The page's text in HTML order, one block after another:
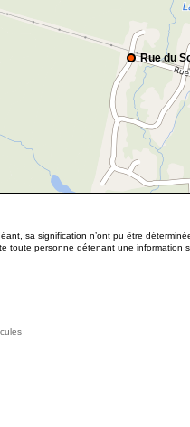
Rue du
sa signification n’ont pu être
toute personne détenant une information